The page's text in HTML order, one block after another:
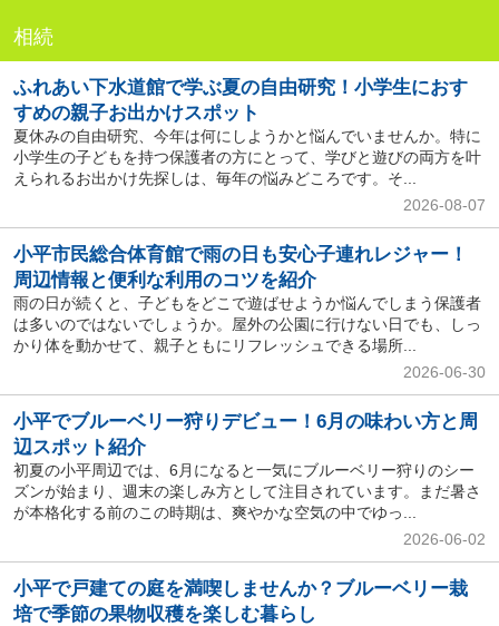
相続
ふれあい下水道館で学ぶ夏の自由研究！小学生におす
すめの親子お出かけスポット
夏休みの自由研究、今年は何にしようかと悩んでいませんか。特に
小学生の子どもを持つ保護者の方にとって、学びと遊びの両方を叶
えられるお出かけ先探しは、毎年の悩みどころです。そ...
2026-08-07
小平市民総合体育館で雨の日も安心子連れレジャー！
周辺情報と便利な利用のコツを紹介
雨の日が続くと、子どもをどこで遊ばせようか悩んでしまう保護者
は多いのではないでしょうか。屋外の公園に行けない日でも、しっ
かり体を動かせて、親子ともにリフレッシュできる場所...
2026-06-30
小平でブルーベリー狩りデビュー！6月の味わい方と周
辺スポット紹介
初夏の小平周辺では、6月になると一気にブルーベリー狩りのシー
ズンが始まり、週末の楽しみ方として注目されています。まだ暑さ
が本格化する前のこの時期は、爽やかな空気の中でゆっ...
2026-06-02
小平で戸建ての庭を満喫しませんか？ブルーベリー栽
培で季節の果物収穫を楽しむ暮らし